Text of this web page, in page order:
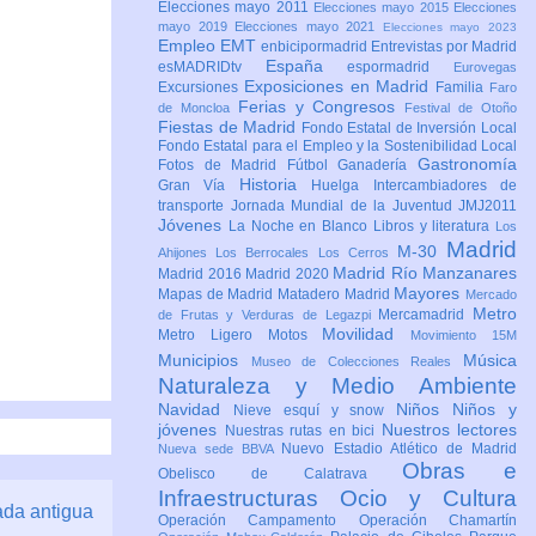
antigua
Elecciones mayo 2011 Elecciones mayo 2015 Elecciones
mayo 2019
Elecciones mayo 2021 Elecciones mayo 2023
Empleo EMT enbicipormadrid Entrevistas por Madrid
esMADRIDtv Españaespormadrid Eurovegas
Excursiones Exposiciones en Madrid Familia Faro
de Moncloa
Ferias y Congresos Festival de Otoño
Fiestas de Madrid Fondo Estatal de Inversión Local
Fondo Estatal para el Empleo y la Sostenibilidad Local
Fotos de Madrid
FútbolGanaderíaGastronomía
Gran Vía Historia Huelga
Intercambiadores de
transporte Jornada Mundial de la Juventud JMJ2011
Jóvenes La Noche en Blanco Libros y literatura
Los
Ahijones
Los Berrocales Los Cerros M-30 Madrid
Madrid 2016 Madrid 2020 Madrid Río Manzanares
Mapas de Madrid Matadero Madrid Mayores Mercado
de Frutas y Verduras de Legazpi
Mercamadrid Metro
Metro Ligero Motos Movilidad Movimiento 15M
Municipios Museo de Colecciones Reales Música
Naturaleza y Medio Ambiente
Navidad Nieve esquí y snow Niños Niños y
jóvenes
Nuestras rutas en bici Nuestros lectores
Nueva sede BBVA
Nuevo Estadio Atlético de Madrid
Obelisco de Calatrava Obras e
Infraestructuras Ocio y Cultura
Operación Campamento Operación Chamartín